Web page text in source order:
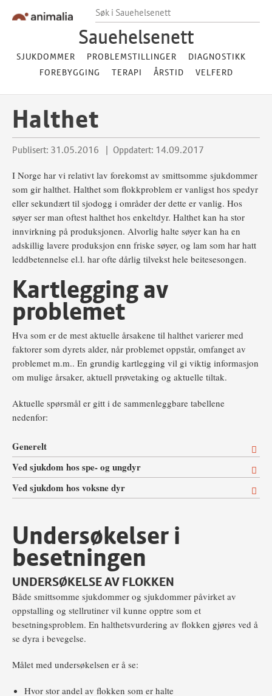
Søk i Sauehelsenett
Sauehelsenett
SJUKDOMMER PROBLEMSTILLINGER
DIAGNOSTIKK
FOREBYGGING
TERAPI ÅRSTID VELFERD
Halthet
Publisert: 31.05.2016 Oppdatert: 14.09.2017
I Norge har vi relativt lav forekomst av smittsomme sjukdommer
som gir halthet. Halthet som flokkproblem er vanligst hos spedyr
eller sekundært til sjodogg i områder der dette er vanlig. Hos
søyer ser man oftest halthet hos enkeltdyr. Halthet kan ha stor
innvirkning på produksjonen. Alvorlig halte søyer kan ha en
adskillig lavere produksjon enn friske søyer, og lam som har hatt
leddbetennelse el.l. har ofte dårlig tilvekst hele beitesesongen.
Kartlegging av
problemet
Hva som er de mest aktuelle årsakene til halthet varierer med
faktorer som dyrets alder, når problemet oppstår, omfanget av
problemet m.m.. En grundig kartlegging vil gi viktig informasjon
om mulige årsaker, aktuell prøvetaking og aktuelle tiltak.
Aktuelle spørsmål er gitt i de sammenleggbare tabellene
nedenfor:
Generelt
Ved sjukdom hos spe- og ungdyr
Ved sjukdom hos voksne dyr
Undersøkelser i
besetningen
UNDERSØKELSE AV FLOKKEN
Både smittsomme sjukdommer og sjukdommer påvirket av
oppstalling og stellrutiner vil kunne opptre som et
besetningsproblem. En halthetsvurdering av flokken gjøres ved å
se dyra i bevegelse.
Målet med undersøkelsen er å se:
Hvor stor andel av flokken som er halte